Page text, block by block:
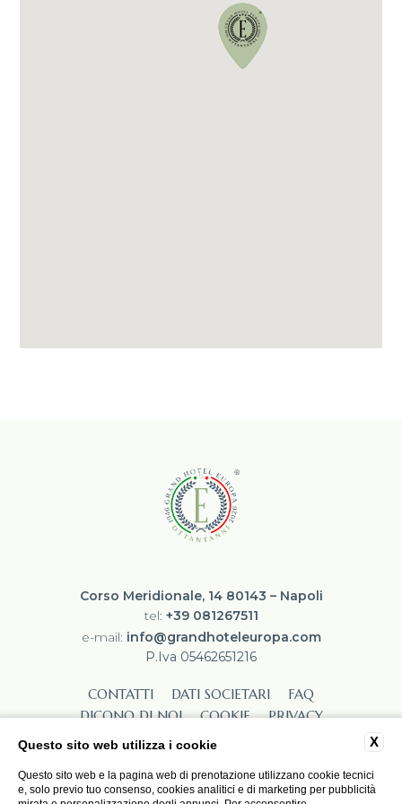
Corso Meridionale, 14 80143 – Napoli
tel: +39 081267511
e-mail: info@grandhoteleuropa.com
P.Iva 05462651216
CONTATTI DATI SOCIETARI
FAQ
DICONO DI NOI
COOKIE
PRIVACY
LAVORA CON NOI
X
Questo sito web utilizza i cookie
Questo sito web e la pagina web di prenotazione utilizzano cookie tecnici
e, solo previo tuo consenso, cookies analitici e di marketing per pubblicità